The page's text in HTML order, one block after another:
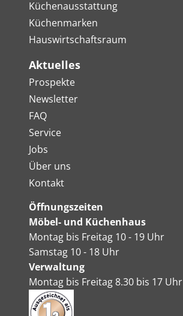
Küchenausstattung
Küchenmarken
Hauswirtschaftsraum
Aktuelles
Prospekte
Newsletter
FAQ
Service
Jobs
Über uns
Kontakt
Öffnungszeiten
Möbel- und Küchenhaus
Montag bis Freitag 10 - 19 Uhr
Samstag 10 - 18 Uhr
Verwaltung
Montag bis Freitag 8.30 bis 17 Uhr